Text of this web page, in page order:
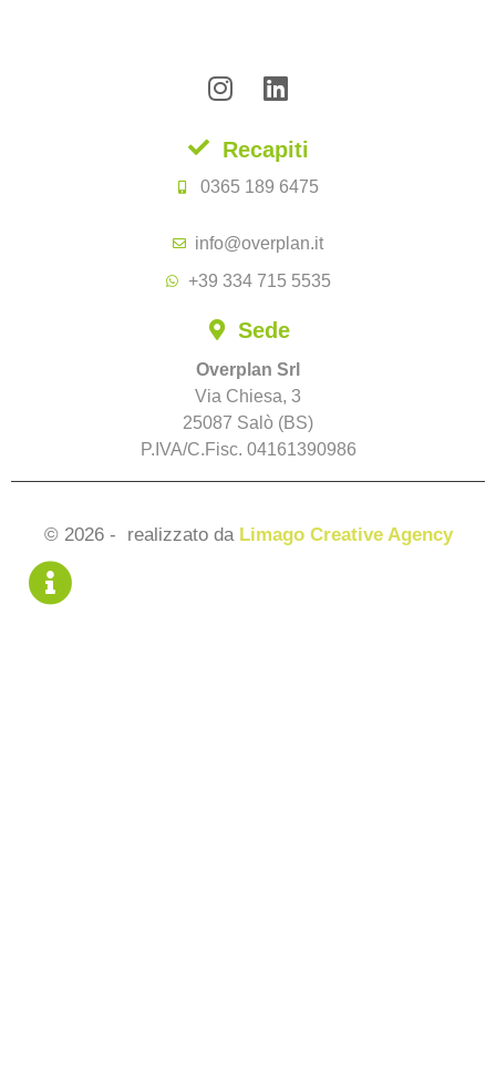
Recapiti
0365 189 6475
info@overplan.it
+39 334 715 5535
Sede
Overplan Srl
Via Chiesa, 3
25087 Salò (BS)
P.IVA/C.Fisc. 04161390986
© 2026 - realizzato da Limago Creative Agency